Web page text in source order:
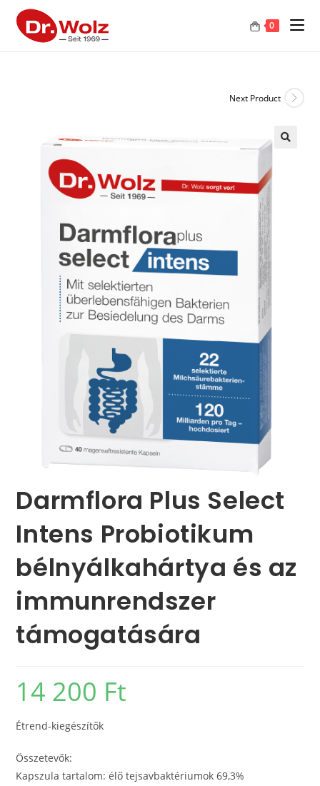
0
Next Product
Darmflora Plus Select
Intens Probiotikum
bélnyálkahártya és az
immunrendszer
támogatására
14 200 Ft
Étrend-kiegészítők
Összetevők:
Kapszula tartalom: élő tejsavbaktériumok 69,3%